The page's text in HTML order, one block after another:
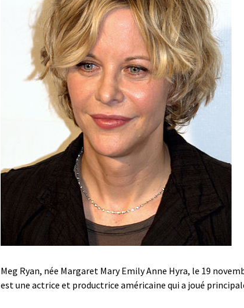
Meg Ryan, née Margaret Mary Emily Anne Hyra, le 19
est une actrice et productrice américaine qui a joué